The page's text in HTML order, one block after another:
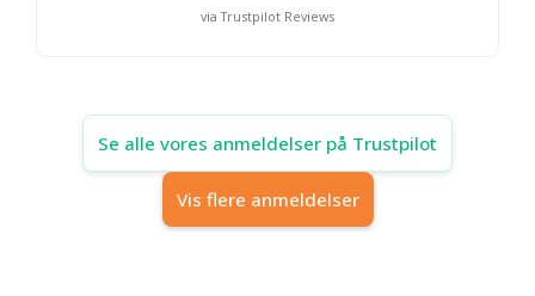
via Trustpilot Reviews
Se alle vores anmeldelser på Trustpilot
Vis flere anmeldelser